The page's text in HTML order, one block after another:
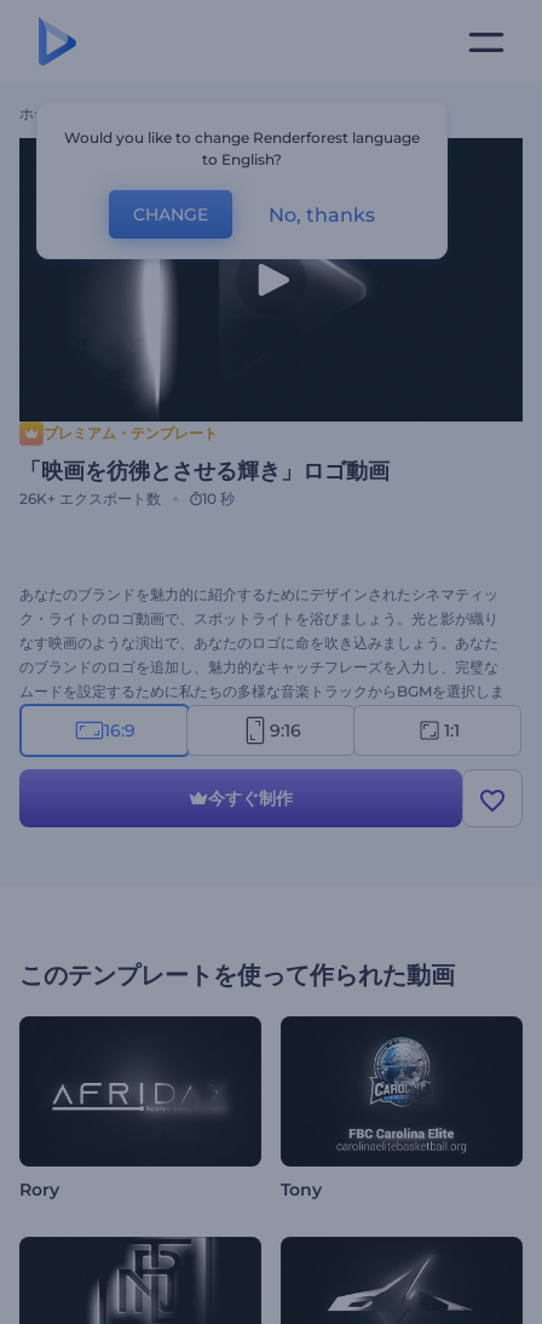
ホーム
プレミアム・テンプレート
「映画を彷彿とさせる輝き」ロゴ動画
26K+ エクスポート数 10 秒
あなたのブランドを魅力的に紹介するためにデザインされたシネマティッ
ク・ライトのロゴ動画で、スポットライトを浴びましょう。光と影が織り
なす映画のような演出で、あなたのロゴに命を吹き込みましょう。あなた
のブランドのロゴを追加し、魅力的なキャッチフレーズを入力し、完璧な
ムードを設定するために私たちの多様な音楽トラックからBGMを選択しま
す。映画のようなイントロ、プレゼンテーションのオープニング、製品発
表会など、忘れられないイントロが必要なプロジェクトに最適です。今す
16:9 9:16 1:1
今すぐ制作
このテンプレートを使って作られた動画
Rory Tony
Would you like to change Renderforest language
to English?
CHANGE No, thanks